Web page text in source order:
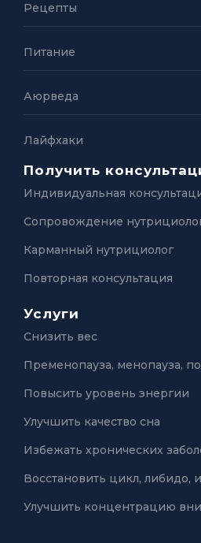
Рецепты
Питание
Аюрведа
Лайфхаки
Получить
Индивидуальная
Сопровождение
Карманный нутрициолог
Повторная консультация
Услуги
Снизить вес
Пременопауза, менопауза,
Повысить уровень энергии
Улучшить качество сна
Избежать хронических
Восстановить цикл, либидо,
Улучшить концентрацию